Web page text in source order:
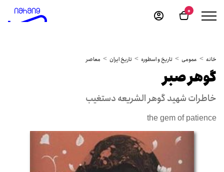
0
خانه عمومی تاریخ و اسطوره تاریخ ایران معاصر
گوهر صبر
خاطرات شهید گوهر الشریعه دستغیب
the gem of patience